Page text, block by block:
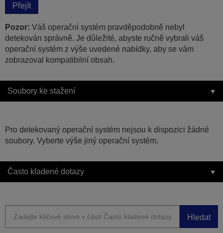
Přejít
Pozor: Váš operační systém pravděpodobně nebyl
detekován správně. Je důležité, abyste ručně vybrali váš
operační systém z výše uvedené nabídky, aby se vám
zobrazoval kompatibilní obsah.
Soubory ke stažení
Pro detekovaný operační systém nejsou k dispozici žádné
soubory. Vyberte výše jiný operační systém.
Často kladené dotazy
Hledat